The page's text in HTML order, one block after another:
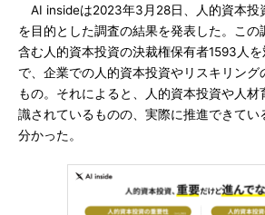
AI insideは2023年3月28日、人的資本投
を目的とした調査の結果を発表した。この
含む人的資本投資の決裁権保有者1593人
で、企業での人的資本投資やリスキリング
もの。それによると、人的資本投資や人
識されているものの、実際に推進できてい
分かった。